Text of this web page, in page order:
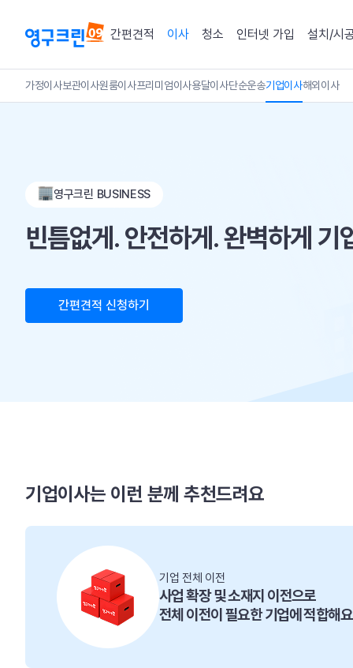
간편견적 이사
가정이사보관이사원룸이사프리미엄이사용달이사단순운송기업이사해외이사
청소 인터넷 가입 설치/시
영구크린 BUSINESS
빈틈없게. 안전하게. 완벽하게 기
간편견적 신청하기
기업이사는 이런 분께 추천드려요
기업 전체 이전
사업 확장 및 소재지 이전으로
전체 이전이 필요한 기업에 적합해요